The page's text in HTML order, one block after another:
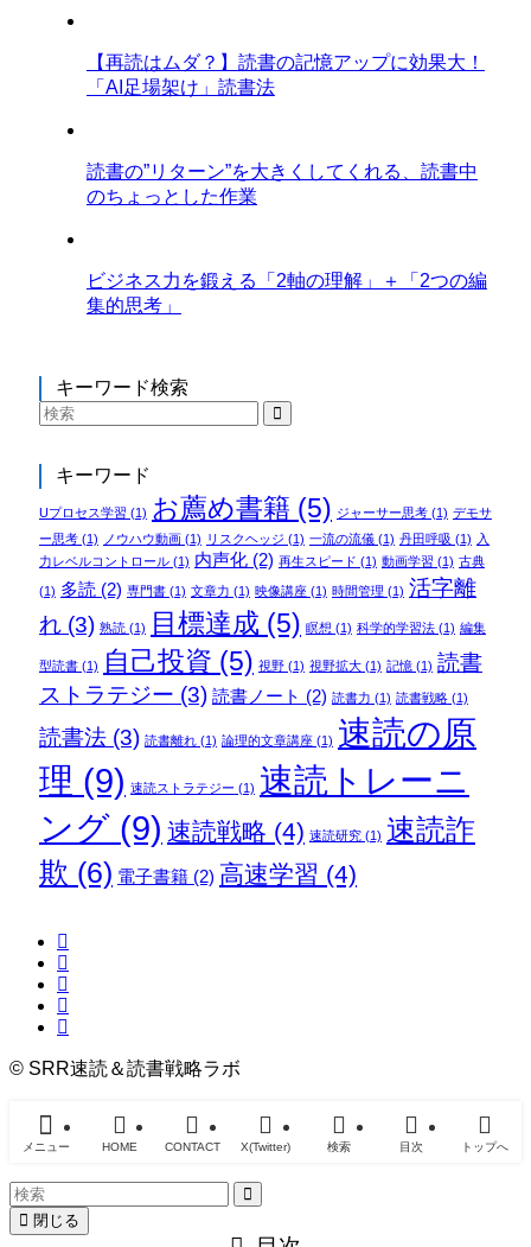
【再読はムダ？】読書の記憶アップに効果大！
「AI足場架け」読書法
読書の”リターン”を大きくしてくれる、読書中
のちょっとした作業
ビジネス力を鍛える「2軸の理解」＋「2つの編
集的思考」
キーワード検索
キーワード
Uプロセス学習 (1) お薦め書籍 (5) ジャーサー思考(1) デモサ
ー思考(1) ノウハウ動画(1) リスクヘッジ (1) 一流の流儀(1) 丹田呼吸 (1) 入
力レベルコントロール(1) 内声化(2) 再生スピード (1) 動画学習 (1) 古典
(1) 多読 (2) 専門書(1) 文章力 (1) 映像講座(1) 時間管理 (1) 活字離
れ(3) 熟読(1) 目標達成 (5) 瞑想 (1) 科学的学習法(1) 編集
型読書(1) 自己投資 (5) 視野(1) 視野拡大(1) 記憶(1) 読書
ストラテジー (3) 読書ノート (2) 読書力 (1) 読書戦略(1)
読書法(3) 読書離れ(1) 論理的文章講座(1) 速読の原
理 (9) 速読ストラテジー (1) 速読トレーニ
ング(9) 速読戦略 (4) 速読研究(1) 速読詐
欺 (6) 電子書籍(2) 高速学習 (4)
© SRR速読＆読書戦略ラボ
メニュー HOME CONTACT X(Twitter) 検索 目次 トップへ
閉じる